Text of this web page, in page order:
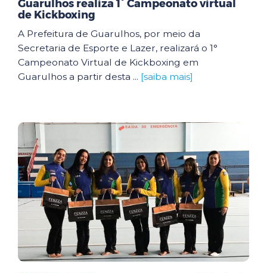
Guarulhos realiza 1° Campeonato virtual
de Kickboxing
A Prefeitura de Guarulhos, por meio da
Secretaria de Esporte e Lazer, realizará o 1°
Campeonato Virtual de Kickboxing em
Guarulhos a partir desta ... [saiba mais]